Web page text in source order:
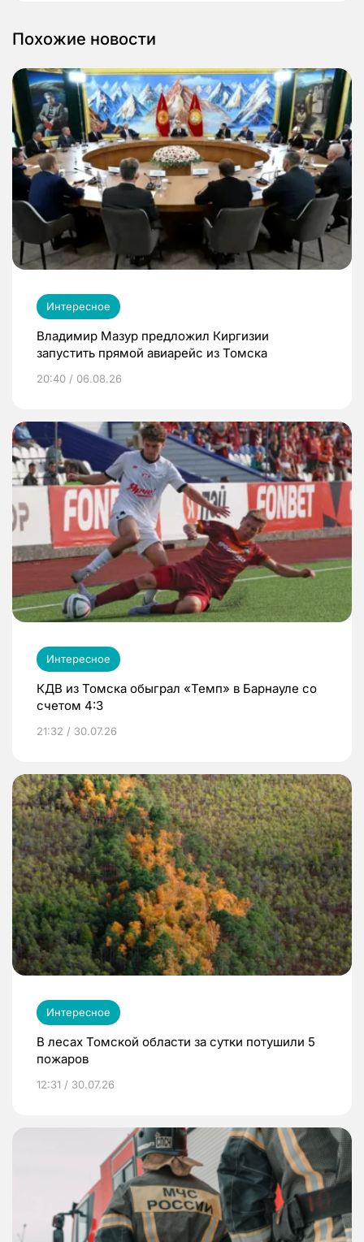
Похожие новости
Интересное
Владимир Мазур предложил Киргизии
запустить прямой авиарейс из Томска
20:40 / 06.08.26
Интересное
КДВ из Томска обыграл «Темп» в Барнауле со
счетом 4:3
21:32 / 30.07.26
Интересное
В лесах Томской области за сутки потушили 5
пожаров
12:31 / 30.07.26